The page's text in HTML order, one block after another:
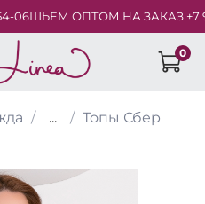
ШЬЕМ ОПТОМ НА ЗАКАЗ +7 913
0
... Топы Сбер